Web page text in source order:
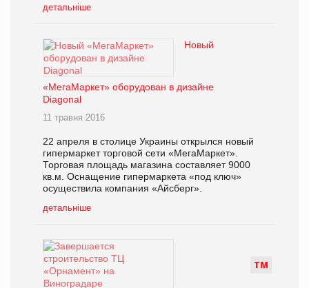
детальніше
Новый
«МегаМаркет» оборудован в дизайне
Diagonal
11 травня 2016
22 апреля в столице Украины открылся новый
гипермаркет торговой сети «МегаМаркет».
Торговая площадь магазина составляет 9000
кв.м. Оснащение гипермаркета «под ключ»
осуществила компания «Айсберг».
детальніше
ТМ